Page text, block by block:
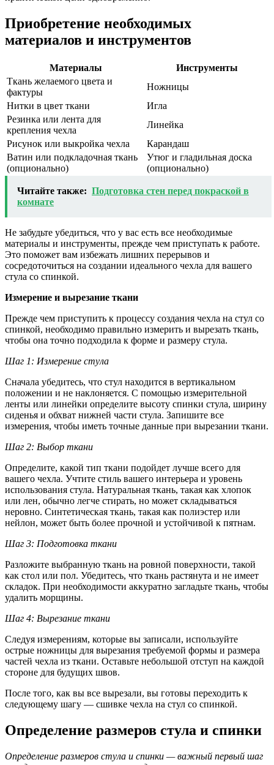
Приобретение необходимых
материалов и инструментов
Материалы
Инструменты
Ткань желаемого цвета и
фактуры
Ножницы
Нитки в цвет ткани
Игла
Резинка или лента для
крепления чехла
Линейка
Рисунок или выкройка чехла
Карандаш
Ватин или подкладочная ткань
(опционально)
Утюг и гладильная доска
(опционально)
Читайте также: Подготовка стен перед покраской в
комнате
Не забудьте убедиться, что у вас есть все необходимые
материалы и инструменты, прежде чем приступать к работе.
Это поможет вам избежать лишних перерывов и
сосредоточиться на создании идеального чехла для вашего
стула со спинкой.
Измерение и вырезание ткани
Прежде чем приступить к процессу создания чехла на стул со
спинкой, необходимо правильно измерить и вырезать ткань,
чтобы она точно подходила к форме и размеру стула.
Шаг 1: Измерение стула
Сначала убедитесь, что стул находится в вертикальном
положении и не наклоняется. С помощью измерительной
ленты или линейки определите высоту спинки стула, ширину
сиденья и обхват нижней части стула. Запишите все
измерения, чтобы иметь точные данные при вырезании ткани.
Шаг 2: Выбор ткани
Определите, какой тип ткани подойдет лучше всего для
вашего чехла. Учтите стиль вашего интерьера и уровень
использования стула. Натуральная ткань, такая как хлопок
или лен, обычно легче стирать, но может складываться
неровно. Синтетическая ткань, такая как полиэстер или
нейлон, может быть более прочной и устойчивой к пятнам.
Шаг 3: Подготовка ткани
Разложите выбранную ткань на ровной поверхности, такой
как стол или пол. Убедитесь, что ткань растянута и не имеет
складок. При необходимости аккуратно загладьте ткань, чтобы
удалить морщины.
Шаг 4: Вырезание ткани
Следуя измерениям, которые вы записали, используйте
острые ножницы для вырезания требуемой формы и размера
частей чехла из ткани. Оставьте небольшой отступ на каждой
стороне для будущих швов.
После того, как вы все вырезали, вы готовы переходить к
следующему шагу — сшивке чехла на стул со спинкой.
Определение размеров стула и спинки
Определение размеров стула и спинки — важный первый шаг